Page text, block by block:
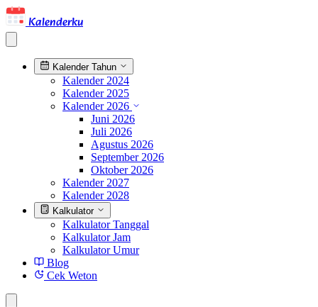
Kalenderku
Kalender Tahun
Kalender 2024
Kalender 2025
Kalender 2026
Juni 2026
Juli 2026
Agustus 2026
September 2026
Oktober 2026
Kalender 2027
Kalender 2028
Kalkulator
Kalkulator Tanggal
Kalkulator Jam
Kalkulator Umur
Blog
Cek Weton